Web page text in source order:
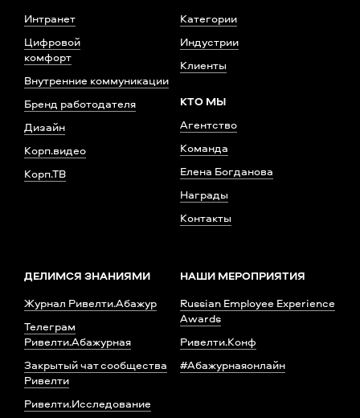
Интранет
Цифровой
комфорт
Внутренние коммуникации
Бренд работодателя
Дизайн
Корп.видео
Корп.ТВ
Категории
Индустрии
Клиенты
КТО МЫ
Агентство
Команда
Елена Богданова
Награды
Контакты
ДЕЛИМСЯ ЗНАНИЯМИ
Журнал Ривелти.Абажур
Телеграм
Ривелти.Абажурная
Закрытый чат сообщества
Ривелти
Ривелти.Исследование
НАШИ МЕРОПРИЯТИЯ
Russian Employee Experience
Awards
Ривелти.Конф
#Абажурнаяонлайн